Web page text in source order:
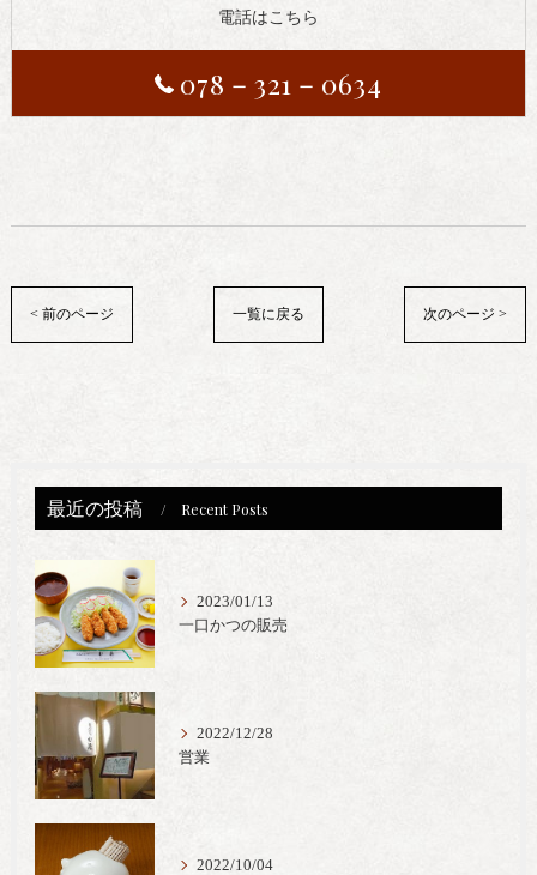
電話はこちら
078－321－0634
< 前のページ 一覧に戻る 次のページ >
最近の投稿 Recent Posts
2023/01/13
一口かつの販売
2022/12/28
営業
2022/10/04